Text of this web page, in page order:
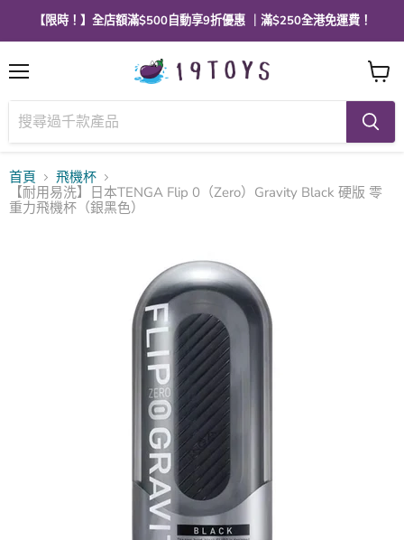
【限時！】全店額滿$500自動享9折優惠 ｜滿$250全港免運費！
單
查
看
購
物
車
首頁
飛機杯
【耐用易洗】日本TENGA Flip 0（Zero）Gravity Black 硬版 零
重力飛機杯（銀黑色）